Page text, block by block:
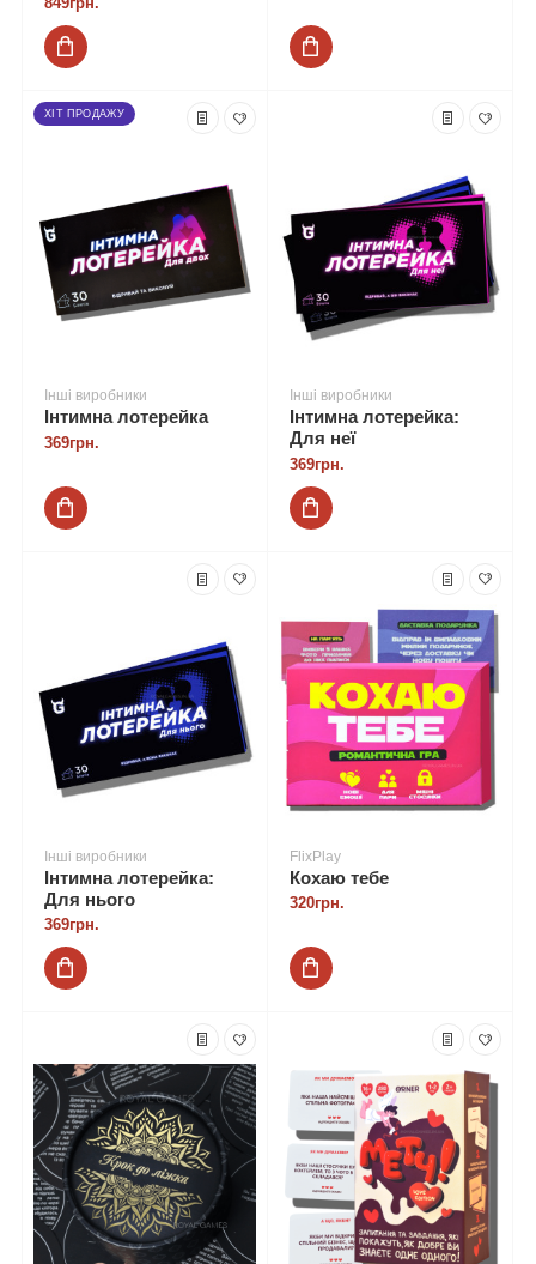
849грн.
ХІТ ПРОДАЖУ
Інші виробники
Інтимна лотерейка
369грн.
Інші виробники
Інтимна лотерейка:
Для неї
369грн.
Інші виробники
Інтимна лотерейка:
Для нього
369грн.
FlixPlay
Кохаю тебе
320грн.